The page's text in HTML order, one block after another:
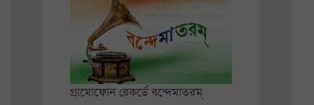
গ্রামোফোন রেকর্ডে বন্দেমাতরম্